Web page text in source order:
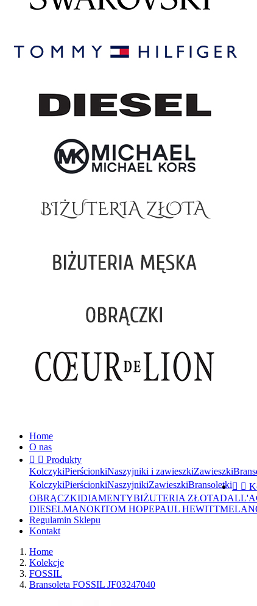
Home
O nas
  Produkty
KolczykiPierścionkiNaszyjniki i zawieszkiZawieszki
KolczykiPierścionkiNaszyjnikiZawieszkiBransoletki 
OBRĄCZKIDIAMENTYBIŻUTERIA ZŁOTA
DIESELMANOKITOM HOPEPAUL HEWITT
Regulamin Sklepu
Kontakt
Home
Kolekcje
FOSSIL
Bransoleta FOSSIL JF03247040